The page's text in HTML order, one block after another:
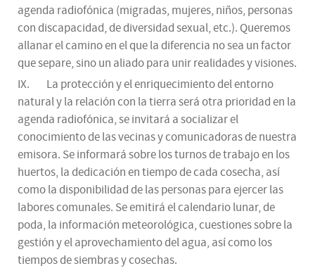
agenda radiofónica (migradas, mujeres, niños, personas
con discapacidad, de diversidad sexual, etc.). Queremos
allanar el camino en el que la diferencia no sea un factor
que separe, sino un aliado para unir realidades y visiones.
IX. La protección y el enriquecimiento del entorno
natural y la relación con la tierra será otra prioridad en la
agenda radiofónica, se invitará a socializar el
conocimiento de las vecinas y comunicadoras de nuestra
emisora. Se informará sobre los turnos de trabajo en los
huertos, la dedicación en tiempo de cada cosecha, así
como la disponibilidad de las personas para ejercer las
labores comunales. Se emitirá el calendario lunar, de
poda, la información meteorológica, cuestiones sobre la
gestión y el aprovechamiento del agua, así como los
tiempos de siembras y cosechas.